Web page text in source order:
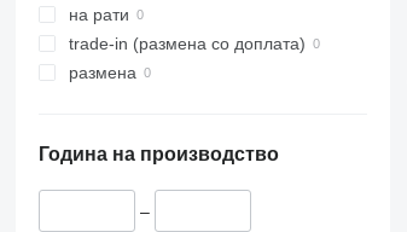
на рати
trade-in (размена со доплата)
размена
Година на производство
–